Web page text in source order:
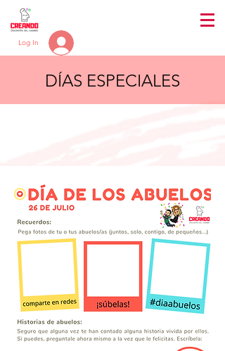
Log In
DÍAS ESPECIALES